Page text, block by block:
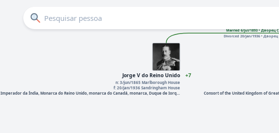
Married 6/jul/1893 • Дворец
Divorced 20/jan/1936 •
Jorge V do Reino Unido
n: 3/jun/1865 Marlborough House
f: 20/jan/1936 Sandringham House
Imperador da Índia, Monarca do Reino Unido, monarca do Canadá, monarca, Duque de Iorq…
+7
Consort of the United Kingdom of